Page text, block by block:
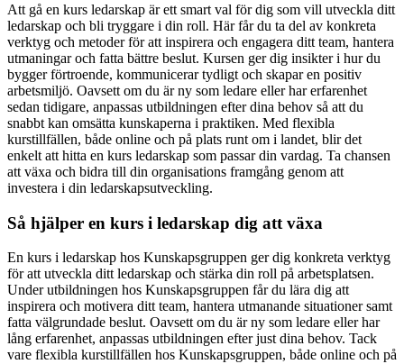
Att gå en kurs ledarskap är ett smart val för dig som vill utveckla ditt
ledarskap och bli tryggare i din roll. Här får du ta del av konkreta
verktyg och metoder för att inspirera och engagera ditt team, hantera
utmaningar och fatta bättre beslut. Kursen ger dig insikter i hur du
bygger förtroende, kommunicerar tydligt och skapar en positiv
arbetsmiljö. Oavsett om du är ny som ledare eller har erfarenhet
sedan tidigare, anpassas utbildningen efter dina behov så att du
snabbt kan omsätta kunskaperna i praktiken. Med flexibla
kurstillfällen, både online och på plats runt om i landet, blir det
enkelt att hitta en kurs ledarskap som passar din vardag. Ta chansen
att växa och bidra till din organisations framgång genom att
investera i din ledarskapsutveckling.
Så hjälper en kurs i ledarskap dig att växa
En kurs i ledarskap hos Kunskapsgruppen ger dig konkreta verktyg
för att utveckla ditt ledarskap och stärka din roll på arbetsplatsen.
Under utbildningen hos Kunskapsgruppen får du lära dig att
inspirera och motivera ditt team, hantera utmanande situationer samt
fatta välgrundade beslut. Oavsett om du är ny som ledare eller har
lång erfarenhet, anpassas utbildningen efter just dina behov. Tack
vare flexibla kurstillfällen hos Kunskapsgruppen, både online och på